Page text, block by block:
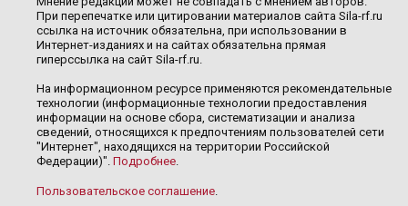
При перепечатке или цитировании материалов сайта Sila-rf.ru
ссылка на источник обязательна, при использовании в
Интернет-изданиях и на сайтах обязательна прямая
гиперссылка на сайт Sila-rf.ru.
На информационном ресурсе применяются рекомендательные
технологии (информационные технологии предоставления
информации на основе сбора, систематизации и анализа
сведений, относящихся к предпочтениям пользователей сети
"Интернет", находящихся на территории Российской
Федерации)". Подробнее.
Пользовательское соглашение.